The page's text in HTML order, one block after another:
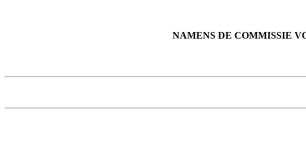
NAMENS DE COMMISSIE